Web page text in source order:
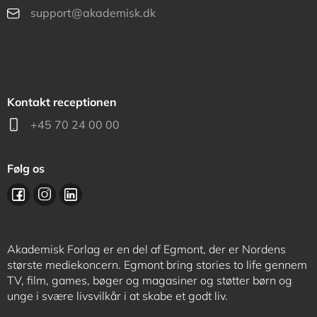
support@akademisk.dk
Kontakt receptionen
+45 70 24 00 00
Følg os
Akademisk Forlag er en del af Egmont, der er Nordens
største mediekoncern. Egmont bring stories to life gennem
TV, film, games, bøger og magasiner og støtter børn og
unge i svære livsvilkår i at skabe et godt liv.